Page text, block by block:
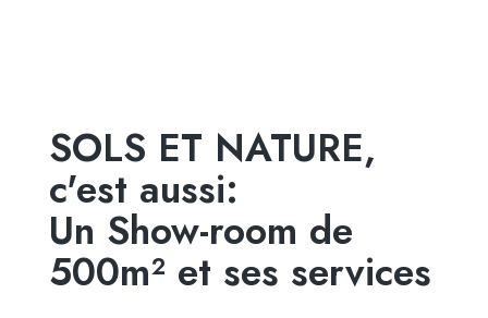
SOLS ET NATURE,
c'est aussi:
Un Show-room de
500m² et ses services